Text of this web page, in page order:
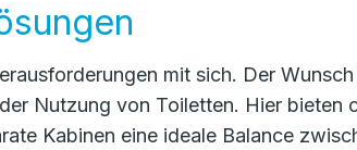
mit sich. Der
Nutzung von Toiletten. Hier bieten
Kabinen eine ideale Balance